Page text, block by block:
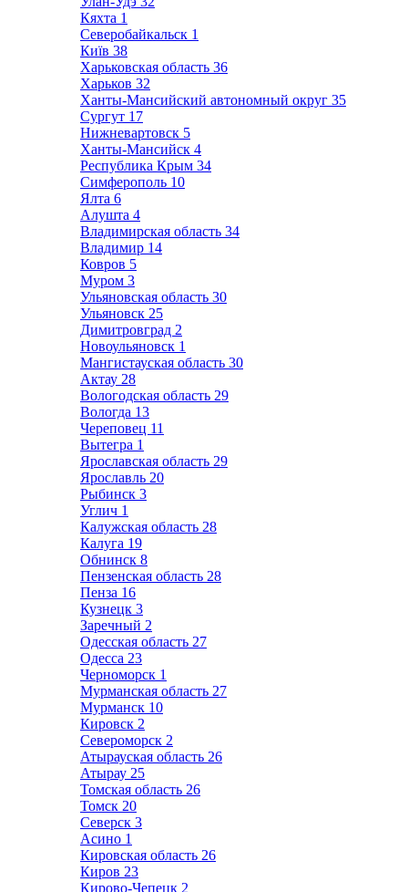
Кяхта 1
Северобайкальск 1
Київ 38
Харьковская область 36
Харьков 32
Ханты-Мансийский автономный округ 35
Сургут 17
Нижневартовск 5
Ханты-Мансийск 4
Республика Крым 34
Симферополь 10
Ялта 6
Алушта 4
Владимирская область 34
Владимир 14
Ковров 5
Муром 3
Ульяновская область 30
Ульяновск 25
Димитровград 2
Новоульяновск 1
Мангистауская область 30
Актау 28
Вологодская область 29
Вологда 13
Череповец 11
Вытегра 1
Ярославская область 29
Ярославль 20
Рыбинск 3
Углич 1
Калужская область 28
Калуга 19
Обнинск 8
Пензенская область 28
Пенза 16
Кузнецк 3
Заречный 2
Одесская область 27
Одесса 23
Черноморск 1
Мурманская область 27
Мурманск 10
Кировск 2
Североморск 2
Атырауская область 26
Атырау 25
Томская область 26
Томск 20
Северск 3
Асино 1
Кировская область 26
Киров 23
Кирово-Чепецк 2